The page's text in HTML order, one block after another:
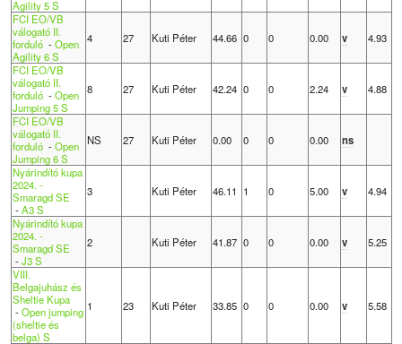
Agility 5 S
FCI EO/VB
válogató II.
forduló-Open
Agility 6 S
4 27 Kuti Péter 44.66 0 0 0.00 v 4.93
FCI EO/VB
válogató II.
forduló-Open
Jumping 5 S
8 27 Kuti Péter 42.24 0 0 2.24 v 4.88
FCI EO/VB
válogató II.
forduló-Open
Jumping 6 S
NS 27 Kuti Péter 0.00 0 0 0.00 ns
Nyárindító kupa
2024. -
Smaragd SE
-A3 S
3 Kuti Péter 46.11 1 0 5.00 v 4.94
Nyárindító kupa
2024. -
Smaragd SE
-J3 S
2 Kuti Péter 41.87 0 0 0.00 v 5.25
VIII.
Belgajuhász és
Sheltie Kupa
-Open jumping
(sheltie és
belga) S
1 23 Kuti Péter 33.85 0 0 0.00 v 5.58